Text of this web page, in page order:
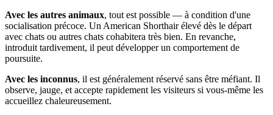
Avec les autres animaux, tout est possible — à condition d'une
socialisation précoce. Un American Shorthair élevé dès le départ
avec chats ou autres chats cohabitera très bien. En revanche,
introduit tardivement, il peut développer un comportement de
poursuite.
Avec les inconnus, il est généralement réservé sans être méfiant. Il
observe, jauge, et accepte rapidement les visiteurs si vous-même les
accueillez chaleureusement.